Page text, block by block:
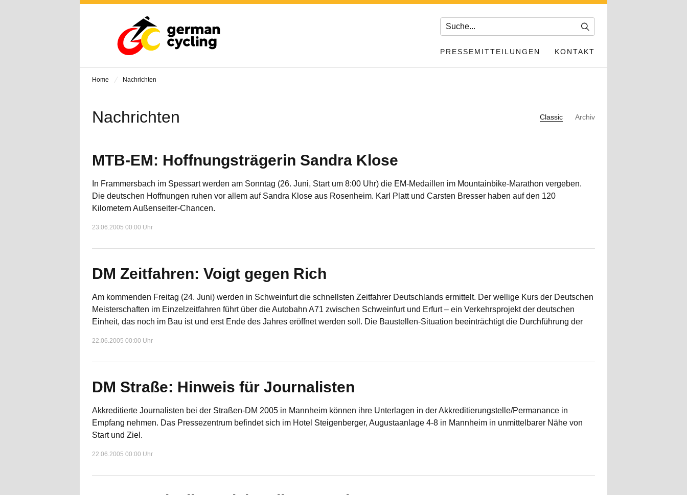
PRESSEMITTEILUNGEN KONTAKT
Home Nachrichten
Nachrichten Classic Archiv
MTB-EM: Hoffnungsträgerin Sandra Klose
In Frammersbach im Spessart werden am Sonntag (26. Juni, Start um 8:00 Uhr) die EM-Medaillen im Mountainbike-Marathon vergeben.
Die deutschen Hoffnungen ruhen vor allem auf Sandra Klose aus Rosenheim. Karl Platt und Carsten Bresser haben auf den 120
Kilometern Außenseiter-Chancen.
23.06.2005 00:00 Uhr
DM Zeitfahren: Voigt gegen Rich
Am kommenden Freitag (24. Juni) werden in Schweinfurt die schnellsten Zeitfahrer Deutschlands ermittelt. Der wellige Kurs der Deutschen
Meisterschaften im Einzelzeitfahren führt über die Autobahn A71 zwischen Schweinfurt und Erfurt – ein Verkehrsprojekt der deutschen
Einheit, das noch im Bau ist und erst Ende des Jahres eröffnet werden soll. Die Baustellen-Situation beeinträchtigt die Durchführung der
22.06.2005 00:00 Uhr
DM Straße: Hinweis für Journalisten
Akkreditierte Journalisten bei der Straßen-DM 2005 in Mannheim können ihre Unterlagen in der Akkreditierungstelle/Permanance in
Empfang nehmen. Das Pressezentrum befindet sich im Hotel Steigenberger, Augustaanlage 4-8 in Mannheim in unmittelbarer Nähe von
Start und Ziel.
22.06.2005 00:00 Uhr